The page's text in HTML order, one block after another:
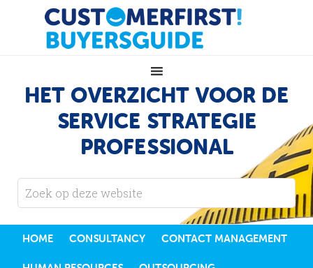
HET OVERZICHT VOOR DE
SERVICE STRATEGIE
PROFESSIONAL
HOME CONSULTANCY CONTACT MANAGEMENT